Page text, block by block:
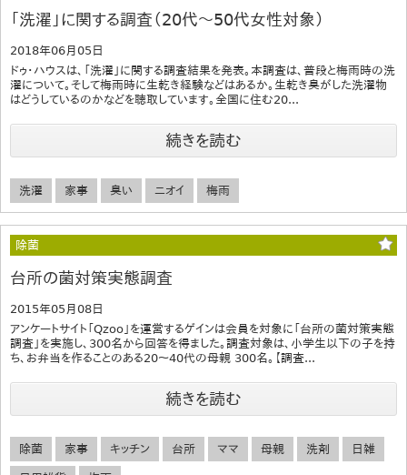
「洗濯」に関する調査（20代～50代女性対象）
2018年06月05日
ドゥ・ハウスは、「洗濯」に関する調査結果を発表。本調査は、普段と梅雨時の洗
濯について。そして梅雨時に生乾き経験などはあるか。生乾き臭がした洗濯物
はどうしているのかなどを聴取しています。全国に住む20...
続きを読む
洗濯 家事 臭い ニオイ 梅雨
除菌
台所の菌対策実態調査
2015年05月08日
アンケートサイト「Qzoo」を運営するゲインは会員を対象に「台所の菌対策実態
調査」を実施し、300名から回答を得ました。調査対象は、小学生以下の子を持
ち、お弁当を作ることのある20～40代の母親 300名。【調査...
続きを読む
除菌 家事 キッチン 台所 ママ 母親 洗剤 日雑